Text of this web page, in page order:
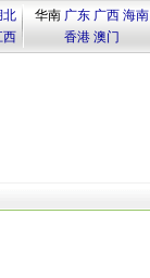
北
西
华南 广东 广西 海南
香港 澳门